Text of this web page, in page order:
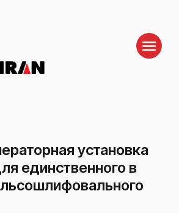
установка
единственного в